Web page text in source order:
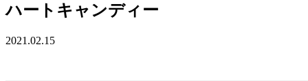
ハートキャンディー
2021.02.15